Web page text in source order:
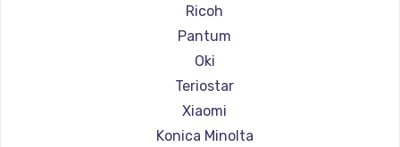
Ricoh
Pantum
Oki
Teriostar
Xiaomi
Konica Minolta